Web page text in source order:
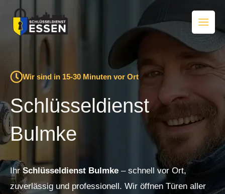
Inhalt
springen
Wir sind in 15-30 Minuten vor Ort
Schlüsseldienst
Bulmke
IhrSchlüsseldienst Bulmke – schnell vor Ort,
zuverlässig und professionell. Wir öffnen Türen aller